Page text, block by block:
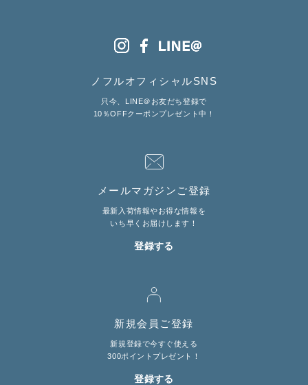
ノフルオフィシャルSNS
只今、LINE＠お友だち登録で
10％OFFクーポンプレゼント中！
メールマガジンご登録
最新入荷情報やお得な情報を
いち早くお届けします！
登録する
新規会員ご登録
新規登録で今すぐ使える
300ポイントプレゼント！
登録する